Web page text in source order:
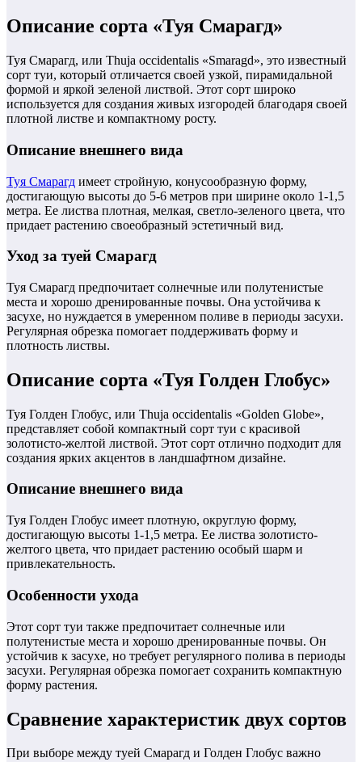
Описание сорта «Туя Смарагд»
Туя Смарагд, или Thuja occidentalis «Smaragd», это известный
сорт туи, который отличается своей узкой, пирамидальной
формой и яркой зеленой листвой. Этот сорт широко
используется для создания живых изгородей благодаря своей
плотной листве и компактному росту.
Описание внешнего вида
Туя Смарагд имеет стройную, конусообразную форму,
достигающую высоты до 5-6 метров при ширине около 1-1,5
метра. Ее листва плотная, мелкая, светло-зеленого цвета, что
придает растению своеобразный эстетичный вид.
Уход за туей Смарагд
Туя Смарагд предпочитает солнечные или полутенистые
места и хорошо дренированные почвы. Она устойчива к
засухе, но нуждается в умеренном поливе в периоды засухи.
Регулярная обрезка помогает поддерживать форму и
плотность листвы.
Описание сорта «Туя Голден Глобус»
Туя Голден Глобус, или Thuja occidentalis «Golden Globe»,
представляет собой компактный сорт туи с красивой
золотисто-желтой листвой. Этот сорт отлично подходит для
создания ярких акцентов в ландшафтном дизайне.
Описание внешнего вида
Туя Голден Глобус имеет плотную, округлую форму,
достигающую высоты 1-1,5 метра. Ее листва золотисто-
желтого цвета, что придает растению особый шарм и
привлекательность.
Особенности ухода
Этот сорт туи также предпочитает солнечные или
полутенистые места и хорошо дренированные почвы. Он
устойчив к засухе, но требует регулярного полива в периоды
засухи. Регулярная обрезка помогает сохранить компактную
форму растения.
Сравнение характеристик двух сортов
При выборе между туей Смарагд и Голден Глобус важно